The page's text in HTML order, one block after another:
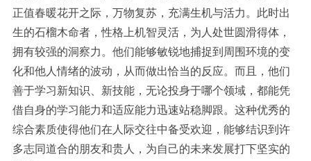
正值春暖花开之际，万物复苏，充满生机与活力。此时出
生的石榴木命者，性格上机智灵活，为人处世圆滑得体，
拥有较强的洞察力。他们能够敏锐地捕捉到周围环境的变
化和他人情绪的波动，从而做出恰当的反应。而且，他们
善于学习新知识、新技能，无论投身于哪个领域，都能凭
借自身的学习能力和适应能力迅速站稳脚跟。这种优秀的
综合素质使得他们在人际交往中备受欢迎，能够结识到许
多志同道合的朋友和贵人，为自己的未来发展打下坚实的